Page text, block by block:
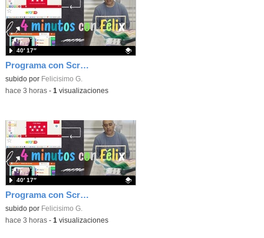
Programa con Scratch, 8 diferentes juegos para vivir la emoción de los partidos de España en el mundial 2026
Contenido educativo.
subido por Felicisimo G.
40′ 17″
-hace 3 horas- 1 visualizaciones
Programa con Scratch juegos con los partidos del mundial 2026 ganados por España
Contenido educativo.
subido por Felicisimo G.
40′ 17″
-hace 3 horas- 1 visualizaciones